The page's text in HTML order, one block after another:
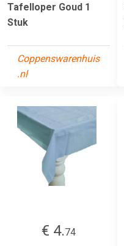
Tafelloper Goud 1
Stuk
Coppenswarenhuis
.nl
€ 4.74